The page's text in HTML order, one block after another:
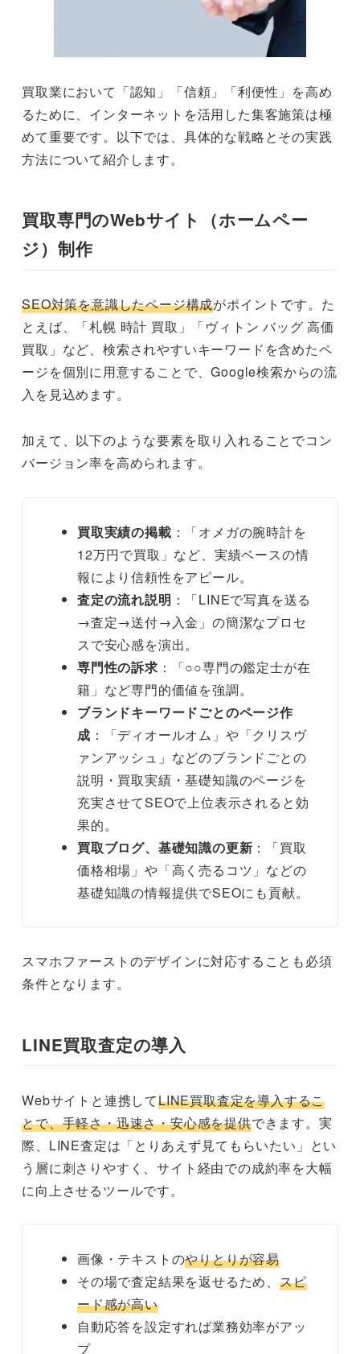
買取業において「認知」「信頼」「利便性」を高め
るために、インターネットを活用した集客施策は極
めて重要です。以下では、具体的な戦略とその実践
方法について紹介します。
買取専門のWebサイト（ホームペー
ジ）制作
SEO対策を意識したページ構成がポイントです。た
とえば、「札幌 時計 買取」「ヴィトン バッグ 高価
買取」など、検索されやすいキーワードを含めたペ
ージを個別に用意することで、Google検索からの流
入を見込めます。
加えて、以下のような要素を取り入れることでコン
バージョン率を高められます。
買取実績の掲載 ：「オメガの腕時計を
12万円で買取」など、実績ベースの情
報により信頼性をアピール。
査定の流れ説明 ：「LINEで写真を送る
→査定→送付→入金」の簡潔なプロセ
スで安心感を演出。
専門性の訴求 ：「○○専門の鑑定士が在
籍」など専門的価値を強調。
ブランドキーワードごとのページ作
成 ：「ディオールオム」や「クリスヴ
ァンアッシュ」などのブランドごとの
説明・買取実績・基礎知識のページを
充実させてSEOで上位表示されると効
果的。
買取ブログ、基礎知識の更新 ：「買取
価格相場」や「高く売るコツ」などの
基礎知識の情報提供でSEOにも貢献。
スマホファーストのデザインに対応することも必須
条件となります。
LINE買取査定の導入
Webサイトと連携してLINE買取査定を導入するこ
とで、手軽さ・迅速さ・安心感を提供できます。実
際、LINE査定は「とりあえず見てもらいたい」とい
う層に刺さりやすく、サイト経由での成約率を大幅
に向上させるツールです。
画像・テキストのやりとりが容易
その場で査定結果を返せるため、 スピ
ード感が高い
自動応答を設定すれば業務効率がアッ
プ